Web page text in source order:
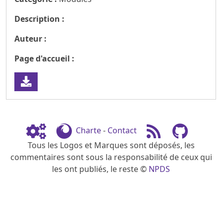
Description :
Auteur :
Page d'accueil :
Charte- Contact
Tous les Logos et Marques sont déposés, les
commentaires sont sous la responsabilité de ceux qui
les ont publiés, le reste © NPDS